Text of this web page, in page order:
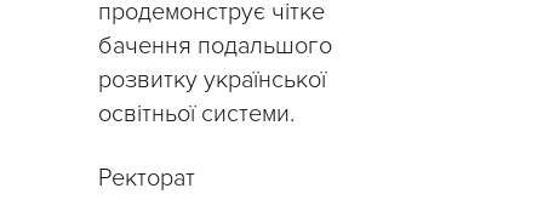
продемонструє чітке
бачення подальшого
розвитку української
освітньої системи.
Ректорат